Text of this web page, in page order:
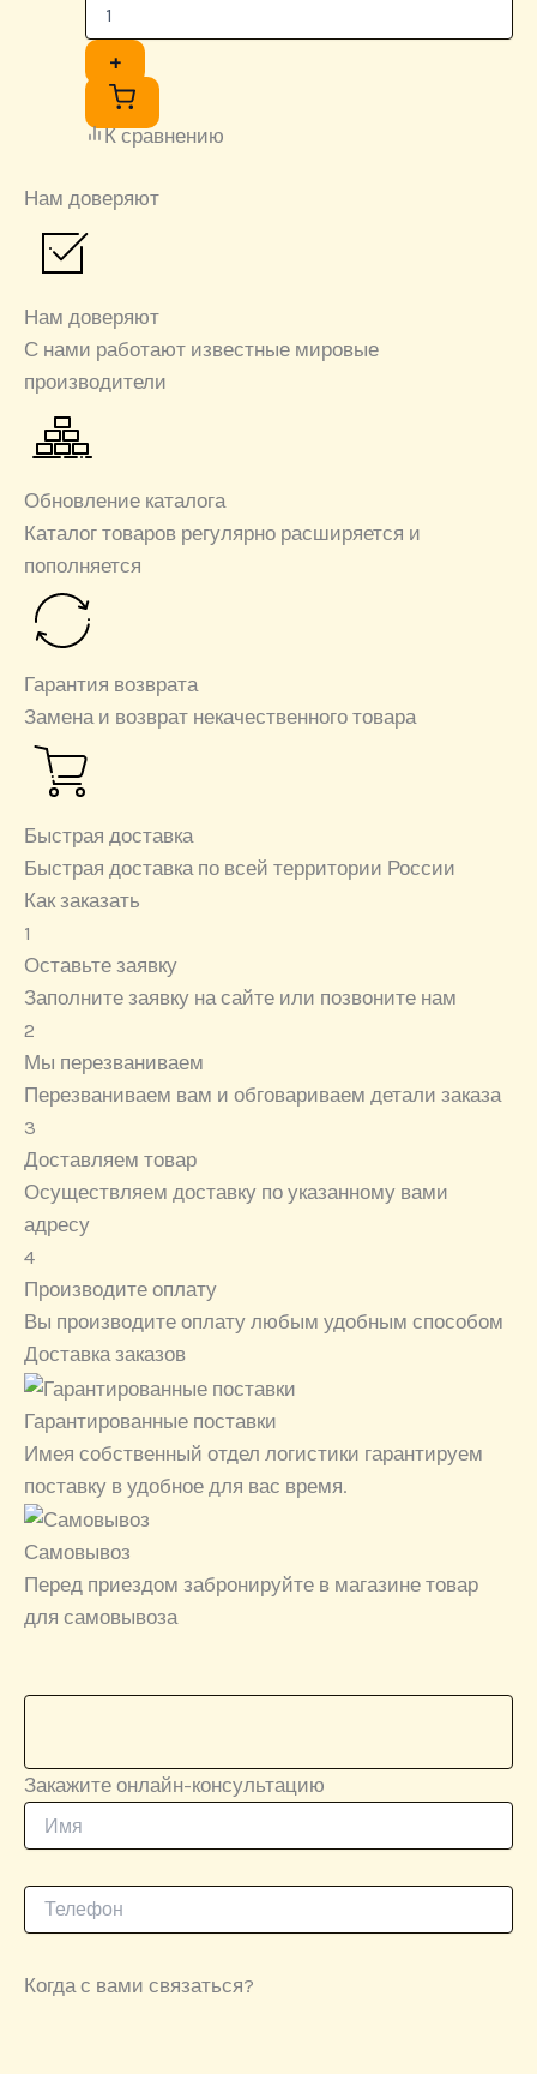
+
К сравнению
Нам доверяют
Нам доверяют
С нами работают известные мировые
производители
Обновление каталога
Каталог товаров регулярно расширяется и
пополняется
Гарантия возврата
Замена и возврат некачественного товара
Быстрая доставка
Быстрая доставка по всей территории России
Как заказать
1
Оставьте заявку
Заполните заявку на сайте или позвоните нам
2
Мы перезваниваем
Перезваниваем вам и обговариваем детали заказа
3
Доставляем товар
Осуществляем доставку по указанному вами
адресу
4
Производите оплату
Вы производите оплату любым удобным способом
Доставка заказов
Гарантированные поставки
Имея собственный отдел логистики гарантируем
поставку в удобное для вас время.
Самовывоз
Перед приездом забронируйте в магазине товар
для самовывоза
Закажите онлайн-консультацию
Когда с вами связаться?